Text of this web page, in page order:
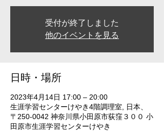
受付が終了しました
他のイベントを見る
日時・場所
2023年4月14日 17:00 – 20:00
生涯学習センターけやき4階調理室, 日本、
〒250-0042 神奈川県小田原市荻窪３００ 小
田原市生涯学習センターけやき